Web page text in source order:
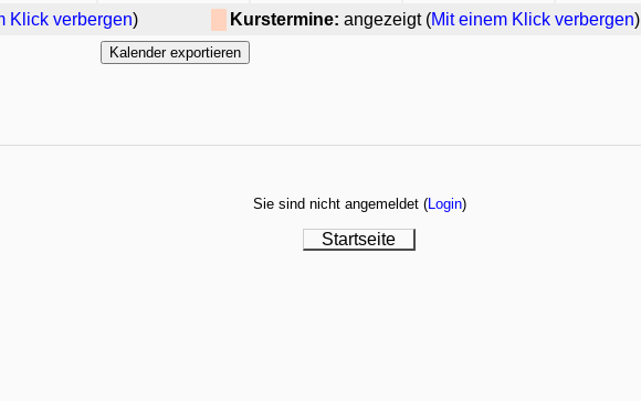
Klick verbergen) Kurstermine: angezeigt (Mit einem Klick verbergen)
Sie sind nicht angemeldet (Login)
Startseite